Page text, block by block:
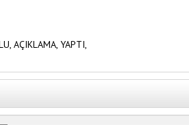
AÇIKLAMA, YAPTI,